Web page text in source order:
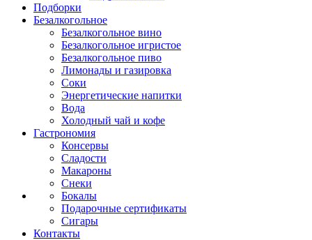
Подборки
Безалкогольное
Безалкогольное вино
Безалкогольное игристое
Безалкогольное пиво
Лимонады и газировка
Соки
Энергетические напитки
Вода
Холодный чай и кофе
Гастрономия
Консервы
Сладости
Макароны
Снеки
Бокалы
Подарочные сертификаты
Сигары
Контакты